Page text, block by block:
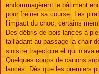
endommagèrent le bâtiment
pour freiner sa course. Les
l’impact du choc, certains
Des débris de bois lancés à
tailladant au passage la chair
sinistre trajectoire et qui
Quelques coups de canons
lancés. Dès que les premiers